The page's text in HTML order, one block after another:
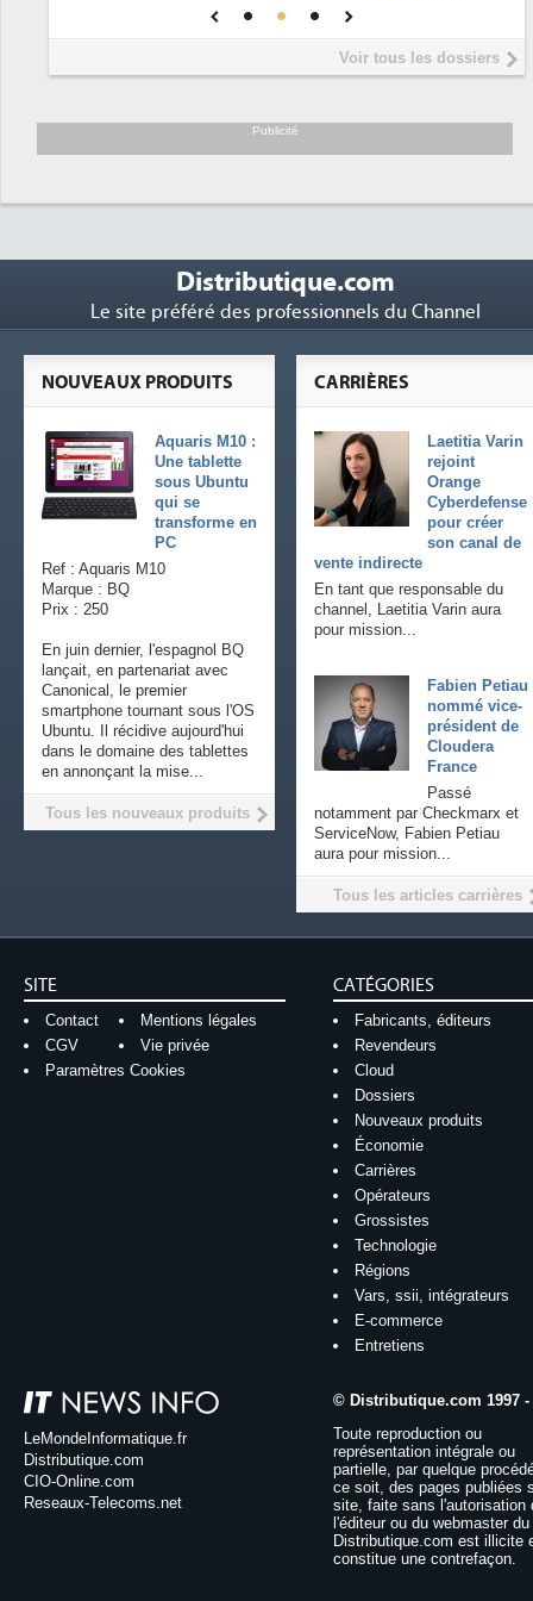
Interview de Fabrice Coquio,
président de Digital Realty...
soutient les...
Voir tous les dossiers
Publicité
Distributique.com
Le site préféré des professionnels du Channel
CARRIÈRES
Laetitia Varin
rejoint
Orange
Cyberdefense
pour créer
son canal de
vente indirecte
En tant que responsable du
channel, Laetitia Varin aura
pour mission...
Fabien Petiau
nommé vice-
président de
Cloudera
France
Passé
notamment par Checkmarx et
ServiceNow, Fabien Petiau
aura pour mission...
Tous les articles carrières
NOUVEAUX PRODUITS
Aquaris M10 :
Une tablette
sous Ubuntu
qui se
transforme en
PC
Ref : Aquaris M10
Marque : BQ
Prix : 250
En juin dernier, l'espagnol BQ
lançait, en partenariat avec
Canonical, le premier
smartphone tournant sous l'OS
Ubuntu. Il récidive aujourd'hui
dans le domaine des tablettes
en annonçant la mise...
Tous les nouveaux produits
SITE
Contact
Mentions légales
CGV
Vie privée
Paramètres Cookies
CATÉGORIES
Fabricants, éditeurs
Revendeurs
Cloud
Dossiers
Nouveaux produits
Économie
Carrières
Opérateurs
Grossistes
Technologie
Régions
Vars, ssii, intégrateurs
E-commerce
Entretiens
LeMondeInformatique.fr
Distributique.com
CIO-Online.com
Reseaux-Telecoms.net
© Distributique.com 1997 -
Toute reproduction ou
représentation intégrale ou
partielle, par quelque
ce soit, des pages publiées
site, faite sans l'autorisation
l'éditeur ou du webmaster
Distributique.com est illicite
constitue une contrefaçon.